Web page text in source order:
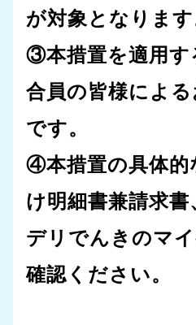
が対象となります
③本措置を適用す
合員の皆様によ
です。
④本措置の具体的
け明細書兼請求
デリでんきのマ
確認ください。